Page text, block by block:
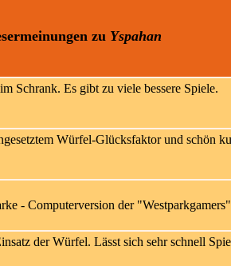
zu Yspahan
Schrank. Es gibt zu viele bessere Spiele.
Würfel-Glücksfaktor und schön
- Computerversion der "Westparkgamers"
der Würfel. Lässt sich sehr schnell